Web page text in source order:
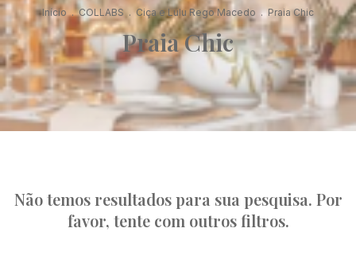
Início . COLLABS . Ciça e Lulu Rego Macedo . Praia Chic
Praia Chic
Não temos resultados para sua pesquisa. Por
favor, tente com outros filtros.